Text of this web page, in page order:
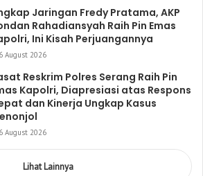
Jaringan Fredy Pratama, AKP
Rahadiansyah Raih Pin Emas
Ini Kisah Perjuangannya
6 August 2026
Reskrim Polres Serang Raih Pin
Kapolri, Diapresiasi atas Respons
dan Kinerja Ungkap Kasus
6 August 2026
Lihat Lainnya